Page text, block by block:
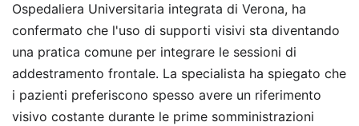
Ospedaliera Universitaria integrata di Verona, ha
confermato che l'uso di supporti visivi sta diventando
una pratica comune per integrare le sessioni di
addestramento frontale. La specialista ha spiegato che
i pazienti preferiscono spesso avere un riferimento
visivo costante durante le prime somministrazioni